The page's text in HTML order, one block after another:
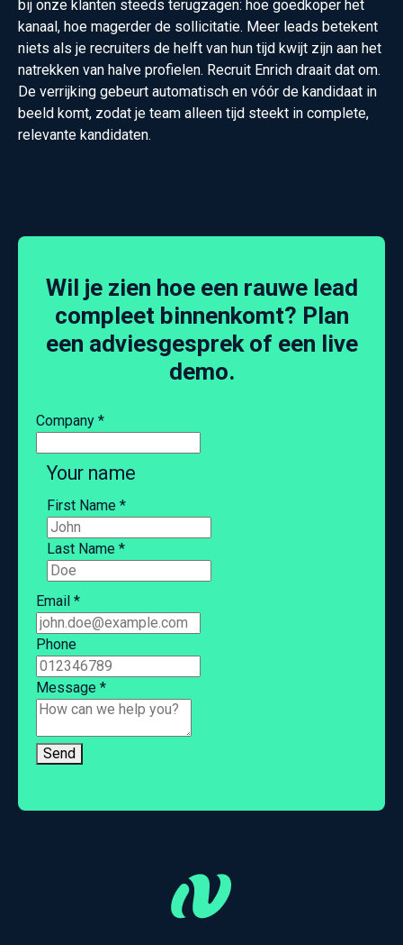
bij onze klanten steeds terugzagen: hoe goedkoper het
kanaal, hoe magerder de sollicitatie. Meer leads betekent
niets als je recruiters de helft van hun tijd kwijt zijn aan het
natrekken van halve profielen. Recruit Enrich draait dat om.
De verrijking gebeurt automatisch en vóór de kandidaat in
beeld komt, zodat je team alleen tijd steekt in complete,
relevante kandidaten.
Wil je zien hoe een rauwe lead
compleet binnenkomt? Plan
een adviesgesprek of een live
demo.
Company *
Your name
First Name *
Last Name *
Email *
Phone
Message *
Send